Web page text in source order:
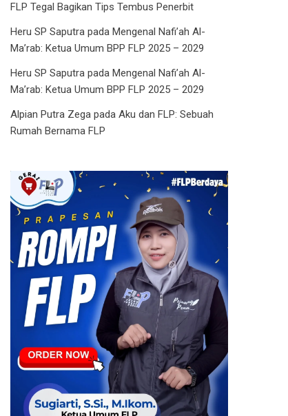
FLP Tegal Bagikan Tips Tembus Penerbit
Heru SP Saputra padaMengenal Nafi’ah Al-
Ma’rab: Ketua Umum BPP FLP 2025 – 2029
Heru SP Saputra padaMengenal Nafi’ah Al-
Ma’rab: Ketua Umum BPP FLP 2025 – 2029
Alpian Putra Zega padaAku dan FLP: Sebuah
Rumah Bernama FLP